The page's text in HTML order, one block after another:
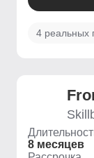
4 реальных
8 месяцев